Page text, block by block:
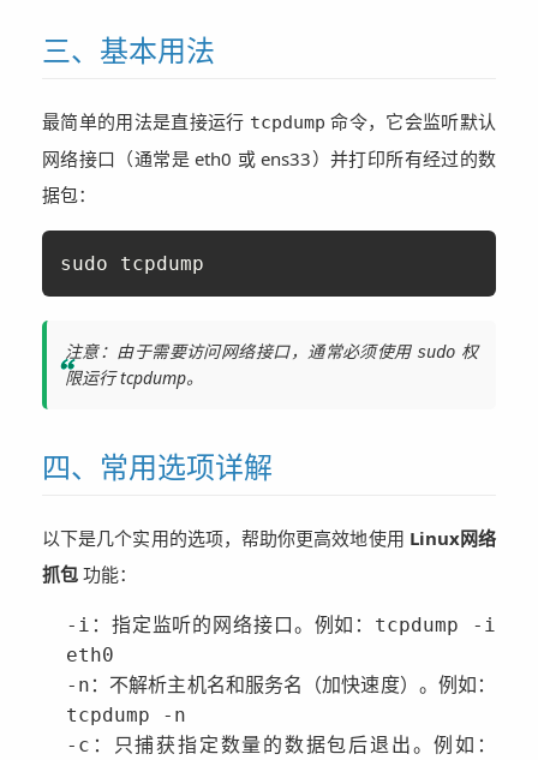
三、基本用法
最简单的用法是直接运行 tcpdump 命令，它会监听默认
网络接口（通常是 eth0 或 ens33）并打印所有经过的数
据包：
sudo tcpdump
注意：由于需要访问网络接口，通常必须使用 sudo 权
限运行 tcpdump。
四、常用选项详解
以下是几个实用的选项，帮助你更高效地使用 Linux网络
抓包 功能：
-i ：指定监听的网络接口。例如：
tcpdump -i
eth0
-n ：不解析主机名和服务名（加快速度）。例如：
tcpdump -n
-c ：只捕获指定数量的数据包后退出。例如：